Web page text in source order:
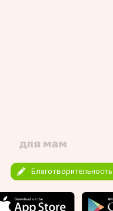
Благотворительность